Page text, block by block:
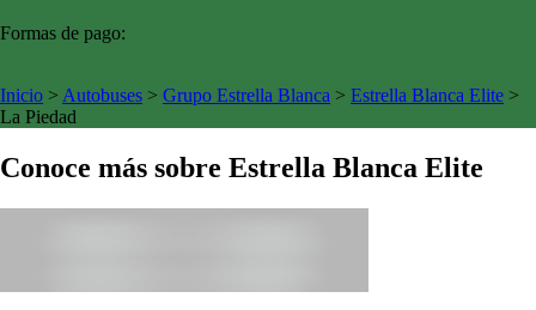
Formas de pago:
Inicio > Autobuses > Grupo Estrella Blanca > Estrella Blanca Elite >
La Piedad
Conoce más sobre Estrella Blanca Elite